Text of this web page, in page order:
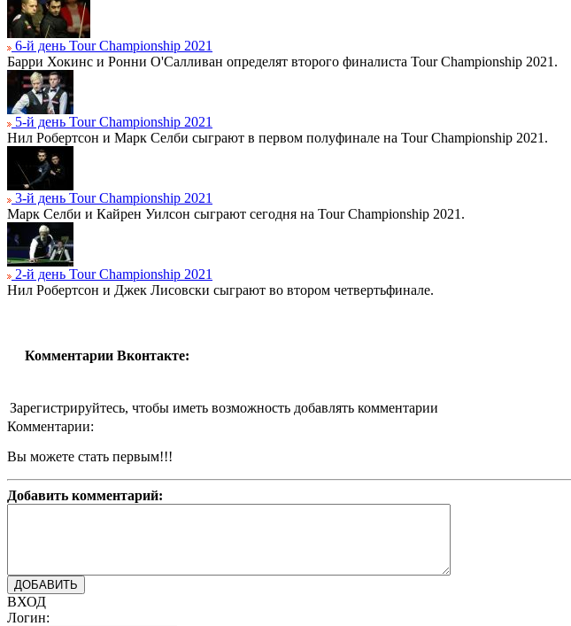
6-й день Tour Championship 2021
Барри Хокинс и Ронни О'Салливан определят второго финалиста Tour Championship 2021.
5-й день Tour Championship 2021
Нил Робертсон и Марк Селби сыграют в первом полуфинале на Tour Championship 2021.
3-й день Tour Championship 2021
Марк Селби и Кайрен Уилсон сыграют сегодня на Tour Championship 2021.
2-й день Tour Championship 2021
Нил Робертсон и Джек Лисовски сыграют во втором четвертьфинале.
Комментарии Вконтакте:
Зарегистрируйтесь, чтобы иметь возможность добавлять комментарии
Комментарии:
Вы можете стать первым!!!
Добавить комментарий:
ВХОД
Логин: